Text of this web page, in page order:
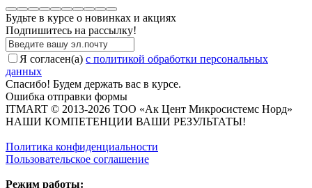
Будьте в курсе о новинках и акциях
Подпишитесь на рассылкy!
Я согласен(a) с политикой обработки персональных
данных
Спасибо! Будем держать вас в курсе.
Ошибка отправки формы
ITMART © 2013-2026 ТОО «Ак Цент Микросистемс Норд»
НАШИ КОМПЕТЕНЦИИ ВАШИ РЕЗУЛЬТАТЫ!
Политика конфиденциальности
Пользовательское соглашение
Режим работы: